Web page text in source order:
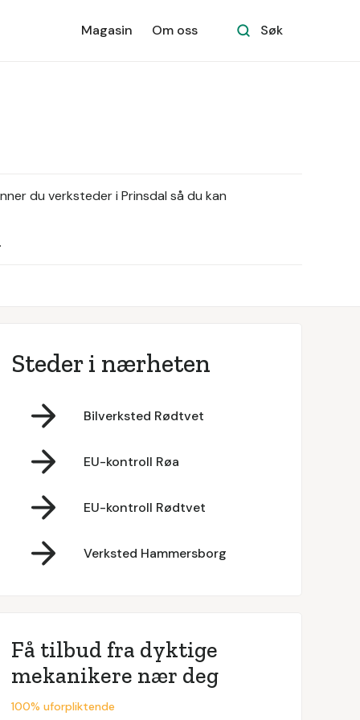
Magasin Om oss Søk
du verksteder i Prinsdal så du kan
Steder i nærheten
Bilverksted Rødtvet
EU-kontroll Røa
EU-kontroll Rødtvet
Verksted Hammersborg
Få tilbud fra dyktige
mekanikere nær deg
100% uforpliktende